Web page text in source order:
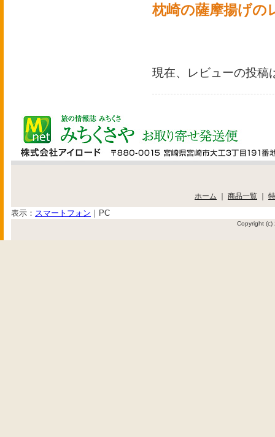
枕崎の薩摩揚げの
現在、レビューの投稿
ホーム ｜ 商品一覧 ｜
表示： スマートフォン ｜ PC
Copyright (c)